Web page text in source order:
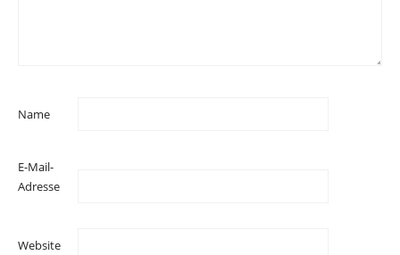
Name
E-Mail-
Adresse
Website